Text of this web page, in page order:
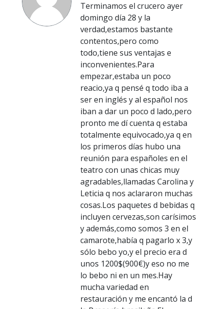
Terminamos el crucero ayer
domingo día 28 y la
verdad,estamos bastante
contentos,pero como
todo,tiene sus ventajas e
inconvenientes.Para
empezar,estaba un poco
reacio,ya q pensé q todo iba a
ser en inglés y al español nos
iban a dar un poco d lado,pero
pronto me dí cuenta q estaba
totalmente equivocado,ya q en
los primeros días hubo una
reunión para españoles en el
teatro con unas chicas muy
agradables,llamadas Carolina y
Leticia q nos aclararon muchas
cosas.Los paquetes d bebidas q
incluyen cervezas,son carísimos
y además,como somos 3 en el
camarote,había q pagarlo x 3,y
sólo bebo yo,y el precio era d
unos 1200$(900€)y eso no me
lo bebo ni en un mes.Hay
mucha variedad en
restauración y me encantó la d